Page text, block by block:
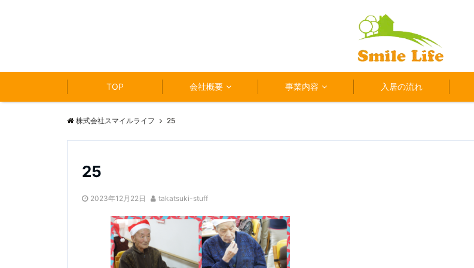
TOP 会社概要 事業内容 入居の流れ
株式会社スマイルライフ 25
25
2023年12月22日 takatsuki-stuff